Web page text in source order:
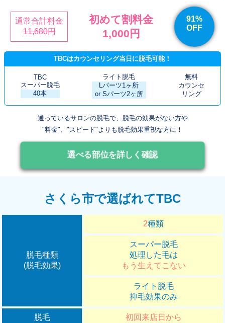
通常合計料金
11,680円
初めて割料金
1,000円
91%
OFF
TBCはカウンセリング当日に脱毛可能！
TBC
スーパー脱毛
40本
ライト脱毛
Lパーツ1ヶ所
or Sパーツ2ヶ所
無料
カウンセ
リング
通っているサロンの脱毛で、脱毛の効果がない方や
"料金"、"スピード"よりも脱毛効果重視な方に！
選べる部位を詳しく確認
さくら市で選ばれてTBC
脱毛種類
(脱毛効果)
2種類
スーパー脱毛
処理した毛は
もう生えてこない
ライト脱毛
抑毛効果のみ
脱毛 初回来店日から